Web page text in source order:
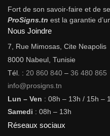
Fort de son savoir-faire et de
ProSigns.tn est la garantie
Nous Joindre
7, Rue Mimosas, Cite Neapolis
8000 Nabeul, Tunisie
Tél. : 20 860 840 – 36 480 865
info@prosigns.tn
Lun – Ven : 08h – 13h / 15h –
Samedi : 08h – 13h
Réseaux sociaux